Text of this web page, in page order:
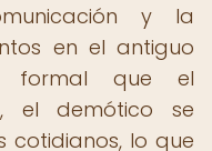
y la
en el antiguo
formal que el
el demótico se
cotidianos, lo que